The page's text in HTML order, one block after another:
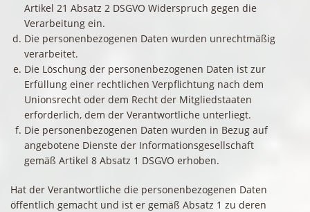
Artikel 21 Absatz 2 DSGVO Widerspruch gegen die
Verarbeitung ein.
Die personenbezogenen Daten wurden unrechtmäßig
verarbeitet.
Die Löschung der personenbezogenen Daten ist zur
Erfüllung einer rechtlichen Verpflichtung nach dem
Unionsrecht oder dem Recht der Mitgliedstaaten
erforderlich, dem der Verantwortliche unterliegt.
Die personenbezogenen Daten wurden in Bezug auf
angebotene Dienste der Informationsgesellschaft
gemäß Artikel 8 Absatz 1 DSGVO erhoben.
Hat der Verantwortliche die personenbezogenen Daten
öffentlich gemacht und ist er gemäß Absatz 1 zu deren